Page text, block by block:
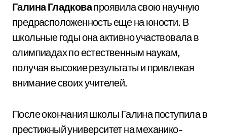
Галина Гладковапроявила свою научную
предрасположенность еще на юности. В
школьные годы она активно участвовала в
олимпиадах по естественным наукам,
получая высокие результаты и привлекая
внимание своих учителей.
После окончания школы Галина поступила в
престижный университет на механико-